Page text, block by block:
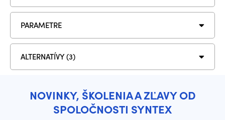
PARAMETRE
ALTERNATÍVY (3)
NOVINKY, ŠKOLENIA A ZĽAVY OD
SPOLOČNOSTI SYNTEX